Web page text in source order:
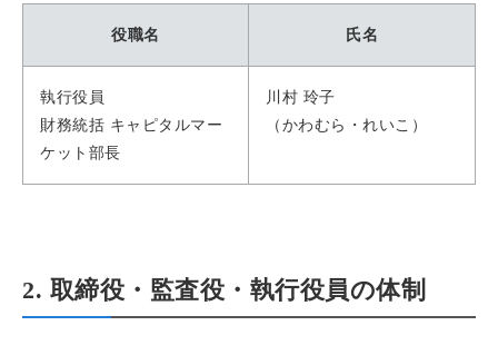
役職名 氏名
執行役員
財務統括 キャピタルマー
ケット部長
川村 玲子
（かわむら・れいこ）
2. 取締役・監査役・執行役員の体制